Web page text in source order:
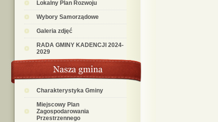
Lokalny Plan Rozwoju
Wybory Samorządowe
Galeria zdjęć
RADA GMINY KADENCJI 2024-
2029
Charakterystyka Gminy
Miejscowy Plan
Zagospodarowania
Przestrzennego